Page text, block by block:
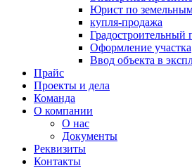
Юрист по
купля-продажа
Градостроительный
Оформление участка
Ввод объекта в
Прайс
Проекты и дела
Команда
О компании
О нас
Документы
Реквизиты
Контакты